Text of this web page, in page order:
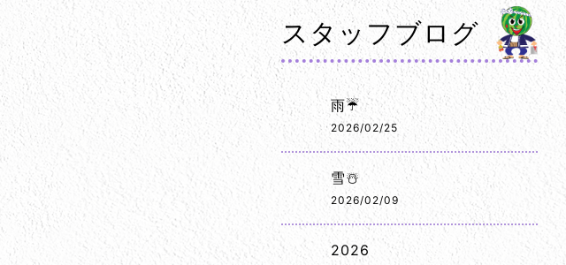
スタッフブログ
雨☔
2026/02/25
雪☃️
2026/02/09
2026